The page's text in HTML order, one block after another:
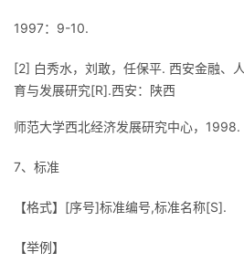
1997：9-10.
[2] 白秀水，刘敢，任保平. 西安金融、
育与发展研究[R].西安：陕西
师范大学西北经济发展研究中心，1998.
7、标准
【格式】[序号]标准编号,标准名称[S].
【举例】